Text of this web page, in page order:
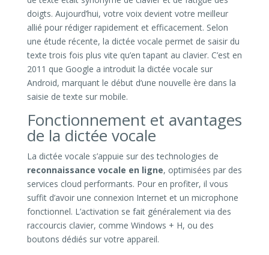
doigts. Aujourd’hui, votre voix devient votre meilleur
allié pour rédiger rapidement et efficacement. Selon
une étude récente, la dictée vocale permet de saisir du
texte trois fois plus vite qu’en tapant au clavier. C’est en
2011 que Google a introduit la dictée vocale sur
Android, marquant le début d’une nouvelle ère dans la
saisie de texte sur mobile.
Fonctionnement et avantages
de la dictée vocale
La dictée vocale s’appuie sur des technologies de
reconnaissance vocale en ligne, optimisées par des
services cloud performants. Pour en profiter, il vous
suffit d’avoir une connexion Internet et un microphone
fonctionnel. L’activation se fait généralement via des
raccourcis clavier, comme Windows + H, ou des
boutons dédiés sur votre appareil.